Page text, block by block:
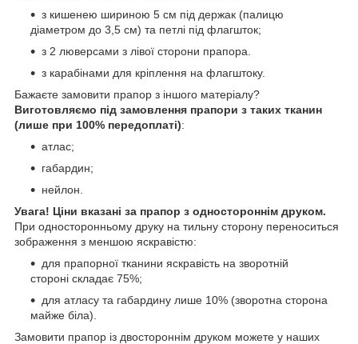
з кишенею шириною 5 см під держак (палицю
діаметром до 3,5 см) та петлі під флагшток;
з 2 люверсами з лівої сторони прапора.
з карабінами для кріплення на флагштоку.
Бажаєте замовити прапор з іншого матеріалу?
Виготовляємо під замовлення прапори з таких тканин
(лише при 100% передоплаті):
атлас;
габардин;
нейлон.
Увага! Ціни вказані за прапор з одностороннім друком.
При односторонньому друку на тильну сторону переноситься
зображення з меншою яскравістю:
для прапорної тканини яскравість на зворотній
стороні складає 75%;
для атласу та габардину лише 10% (зворотна сторона
майже біла).
Замовити прапор із двостороннім друком можете у наших